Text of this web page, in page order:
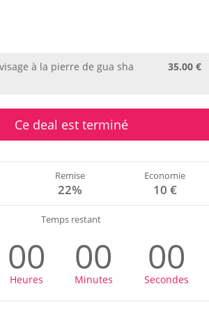
à la pierre de gua sha
35.00 €
Ce deal est terminé
Remise
22%
Economie
10 €
Temps restant
00
Heures
00
Minutes
00
Secondes